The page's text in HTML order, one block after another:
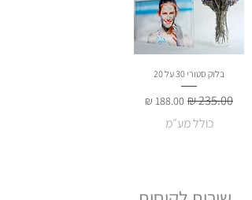
בלוק סטורי 30 על 20
מחיר רגיל מחיר מבצע
כולל מע״מ